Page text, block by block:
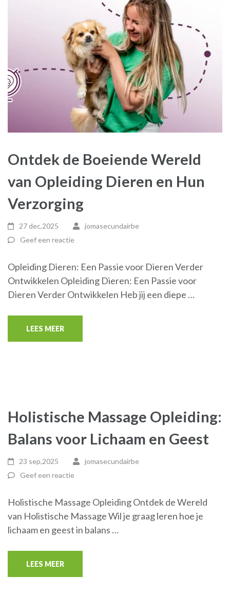
Ontdek de Boeiende Wereld
van Opleiding Dieren en Hun
Verzorging
27 dec,2025
jomasecundairbe
Geef een reactie
Opleiding Dieren: Een Passie voor Dieren Verder
Ontwikkelen Opleiding Dieren: Een Passie voor
Dieren Verder Ontwikkelen Heb jij een diepe …
LEES MEER
Holistische Massage Opleiding:
Balans voor Lichaam en Geest
23 sep,2025
jomasecundairbe
Geef een reactie
Holistische Massage Opleiding Ontdek de Wereld
van Holistische Massage Wil je graag leren hoe je
lichaam en geest in balans …
LEES MEER